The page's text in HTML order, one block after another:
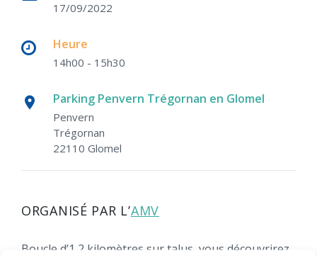
17/09/2022
Heure
14h00 - 15h30
Parking Penvern Trégornan en Glomel
Penvern
Trégornan
22110 Glomel
ORGANISÉ PAR L’AMV
Boucle d’1,2 kilomètres sur talus, vous découvrirez